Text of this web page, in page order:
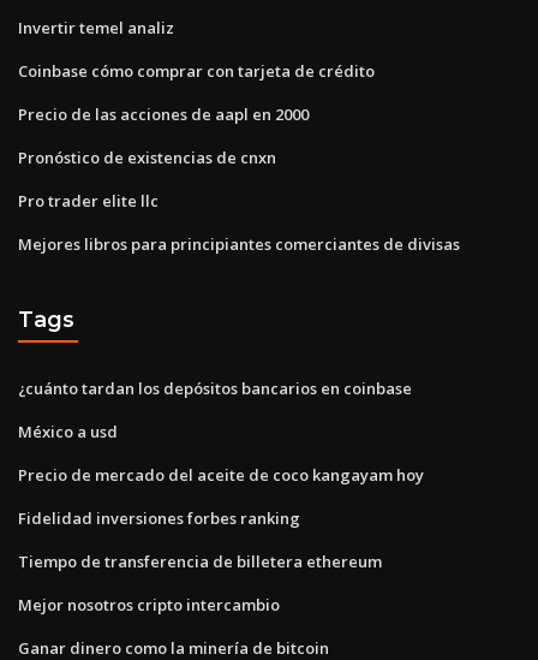
Invertir temel analiz
Coinbase cómo comprar con tarjeta de crédito
Precio de las acciones de aapl en 2000
Pronóstico de existencias de cnxn
Pro trader elite llc
Mejores libros para principiantes comerciantes de divisas
Tags
¿cuánto tardan los depósitos bancarios en coinbase
México a usd
Precio de mercado del aceite de coco kangayam hoy
Fidelidad inversiones forbes ranking
Tiempo de transferencia de billetera ethereum
Mejor nosotros cripto intercambio
Ganar dinero como la minería de bitcoin